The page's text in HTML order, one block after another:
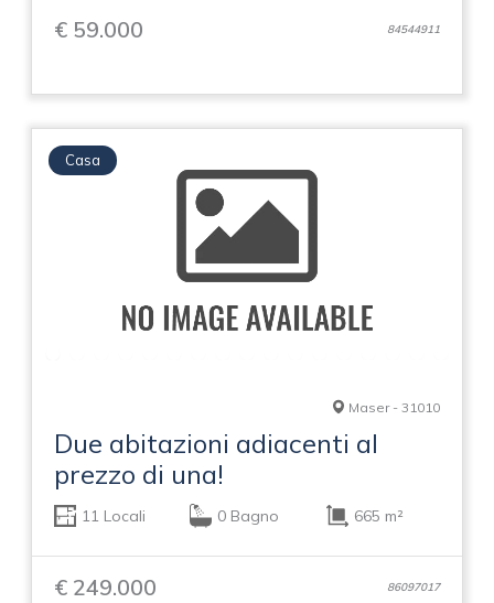
€ 59.000 84544911
Casa
Maser - 31010
Due abitazioni adiacenti al
prezzo di una!
11 Locali 0 Bagno 665 m²
€ 249.000 86097017